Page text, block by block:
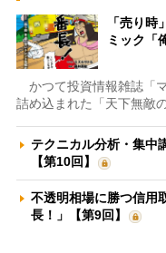
「売り
ミック「
かつて投資情報雑誌「
詰め込まれた「天下無敵
テクニカル分析・集中
【第10回】
不透明相場に勝つ信
長！」【第9回】